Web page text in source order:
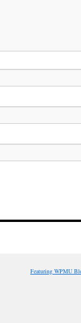
Featuring WPMU